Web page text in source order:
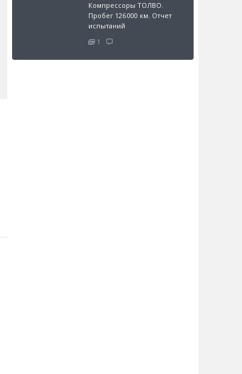
Компрессоры ТОЛВО.
Пробег 126 000 км. Отчет
испытаний
1